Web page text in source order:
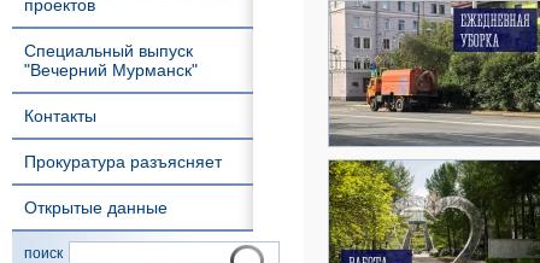
проектов
Специальный выпуск
"Вечерний Мурманск"
Контакты
Прокуратура разъясняет
Открытые данные
поиск